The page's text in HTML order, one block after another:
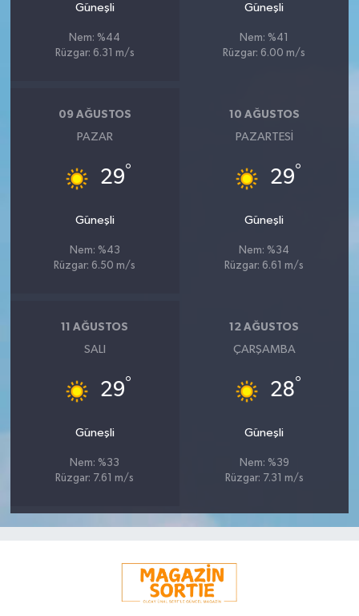
Güneşli
Nem: %44
Rüzgar: 6.31 m/s
Güneşli
Nem: %41
Rüzgar: 6.00 m/s
09 AĞUSTOS
PAZAR
29°
Güneşli
Nem: %43
Rüzgar: 6.50 m/s
10 AĞUSTOS
PAZARTESI
29°
Güneşli
Nem: %34
Rüzgar: 6.61 m/s
11 AĞUSTOS
SALI
29°
Güneşli
Nem: %33
Rüzgar: 7.61 m/s
12 AĞUSTOS
ÇARŞAMBA
28°
Güneşli
Nem: %39
Rüzgar: 7.31 m/s